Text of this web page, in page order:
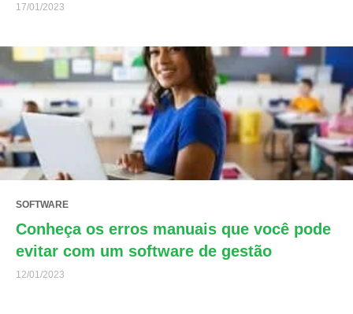
17/01/2023
SOFTWARE
Conheça os erros manuais que você pode
evitar com um software de gestão
12/01/2023